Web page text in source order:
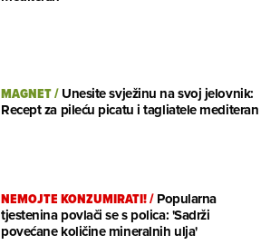
MAGNET/Unesite svježinu na svoj jelovnik:
Recept za pileću picatu i tagliatele mediteran
NEMOJTE KONZUMIRATI!/Popularna
tjestenina povlači se s polica: 'Sadrži
povećane količine mineralnih ulja'